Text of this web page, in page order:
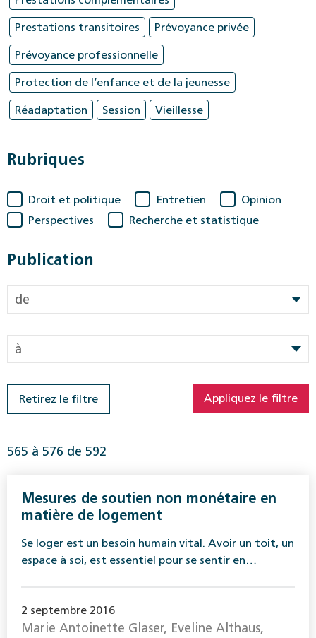
Prestations transitoires Prévoyance privée
Prévoyance professionnelle
Protection de l’enfance et de la jeunesse
Réadaptation Session Vieillesse
Rubriques
Droit et politique Entretien
Opinion
Perspectives
Recherche et statistique
Publication
565 à 576 de 592
Mesures de soutien non monétaire en
matière de logement
Se loger est un besoin humain vital. Avoir un toit, un
espace à soi, est essentiel pour se sentir en…
2 septembre 2016
Marie Antoinette Glaser, Eveline Althaus,